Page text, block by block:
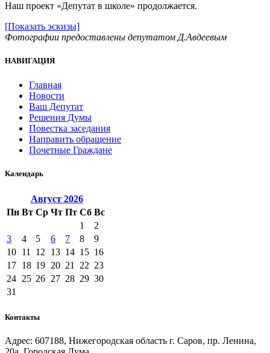
Наш проект «Депутат в школе» продолжается.
[Показать эскизы]
Фотографии предоставлены депутатом Д.Авдеевым
НАВИГАЦИЯ
Главная
Новости
Ваш Депутат
Решения Думы
Повестка заседания
Направить обращение
Почетные Граждане
Календарь
Август 2026
Пн Вт Ср Чт Пт Сб Вс
1
2
3
4 5 6 7 8
9
10 11 12 13 14 15 16
17 18 19 20 21 22 23
24 25 26 27 28 29 30
31
Контакты
Адрес: 607188, Нижегородская область г. Саров, пр. Ленина,